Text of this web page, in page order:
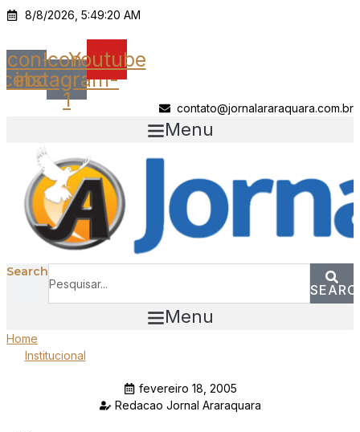
Ir
o
conteúdo
8/8/2026, 5:49:20 AM
Icon-Icon-
instagram-
1
Youtube
contato@jornalararaquara.com.br
Menu
Search
Menu
Home
Institucional
fevereiro 18, 2005
Redacao Jornal Araraquara